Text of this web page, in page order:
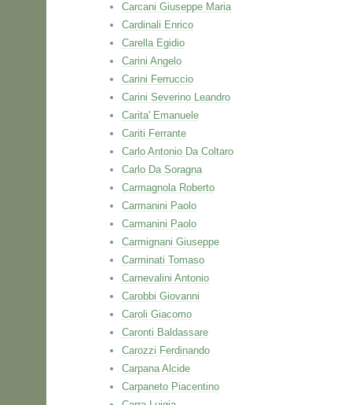
Carcani Giuseppe Maria
Cardinali Enrico
Carella Egidio
Carini Angelo
Carini Ferruccio
Carini Severino Leandro
Carita' Emanuele
Cariti Ferrante
Carlo Antonio Da Coltaro
Carlo Da Soragna
Carmagnola Roberto
Carmanini Paolo
Carmanini Paolo
Carmignani Giuseppe
Carminati Tomaso
Carnevalini Antonio
Carobbi Giovanni
Caroli Giacomo
Caronti Baldassare
Carozzi Ferdinando
Carpana Alcide
Carpaneto Piacentino